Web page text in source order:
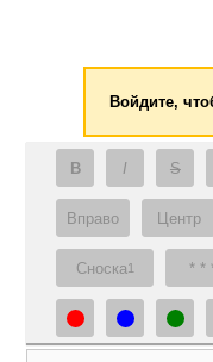
Войдите,
B I S
Вправо Центр
Сноска1 * *